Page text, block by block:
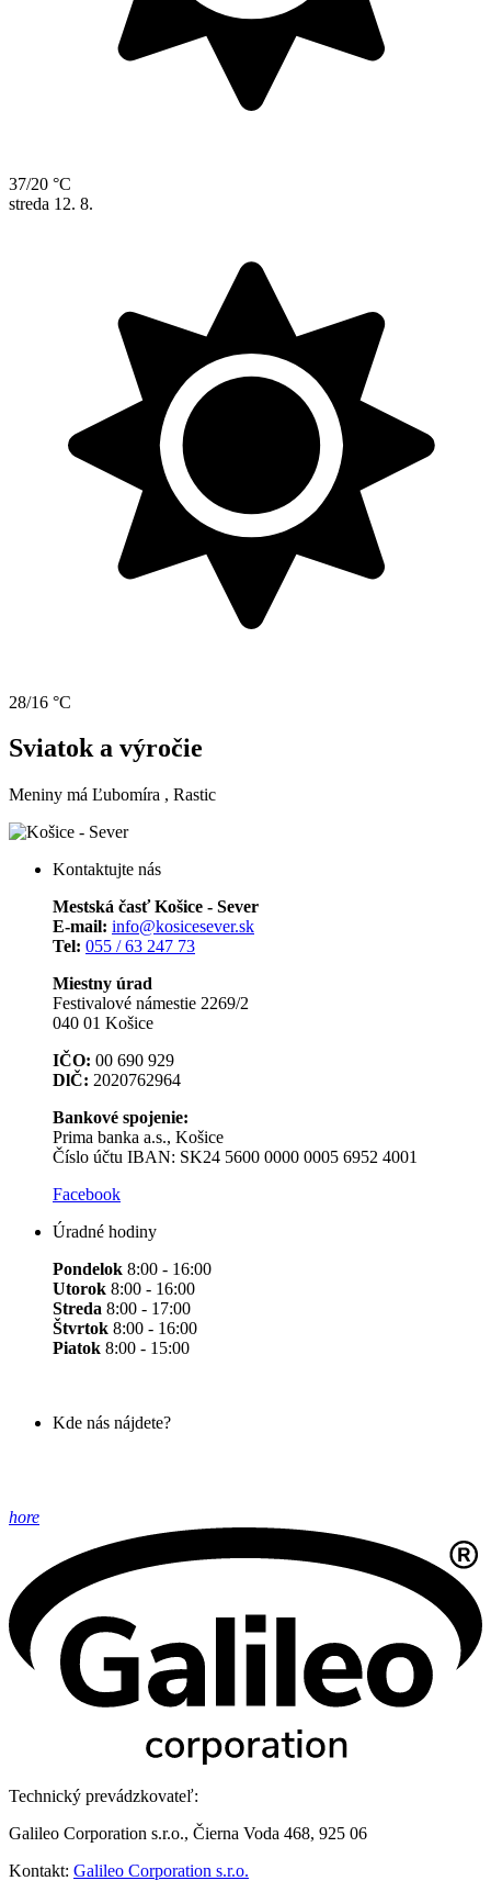
37/20 °C
streda 12. 8.
28/16 °C
Sviatok a výročie
Meniny má Ľubomíra , Rastic
Kontaktujte nás
Mestská časť Košice - Sever
E-mail: info@kosicesever.sk
Tel: 055 / 63 247 73
Miestny úrad
Festivalové námestie 2269/2
040 01 Košice
IČO: 00 690 929
DlČ: 2020762964
Bankové spojenie:
Prima banka a.s., Košice
Číslo účtu IBAN: SK24 5600 0000 0005 6952 4001
Facebook
Úradné hodiny
Pondelok 8:00 - 16:00
Utorok 8:00 - 16:00
Streda 8:00 - 17:00
Štvrtok 8:00 - 16:00
Piatok 8:00 - 15:00
Kde nás nájdete?
hore
Technický prevádzkovateľ:
Galileo Corporation s.r.o., Čierna Voda 468, 925 06
Kontakt: Galileo Corporation s.r.o.